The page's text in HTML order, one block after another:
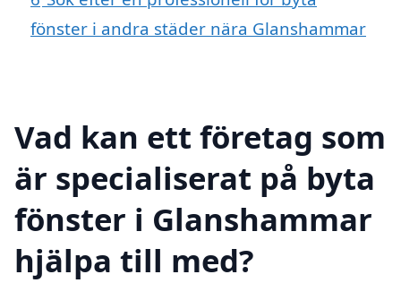
fönster i andra städer nära Glanshammar
Vad kan ett företag som
är specialiserat på byta
fönster i Glanshammar
hjälpa till med?